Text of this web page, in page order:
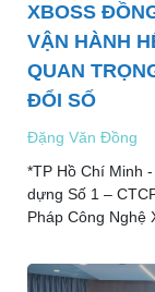
XBOSS
VẬN HÀNH
QUAN
ĐỔI SỐ
Đặng Văn Đồng
*TP Hồ Chí Minh
dựng Số 1 –
Pháp Công Nghệ